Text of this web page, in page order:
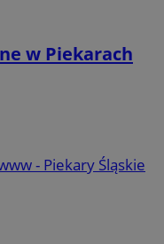
w Piekarach
- Piekary Śląskie